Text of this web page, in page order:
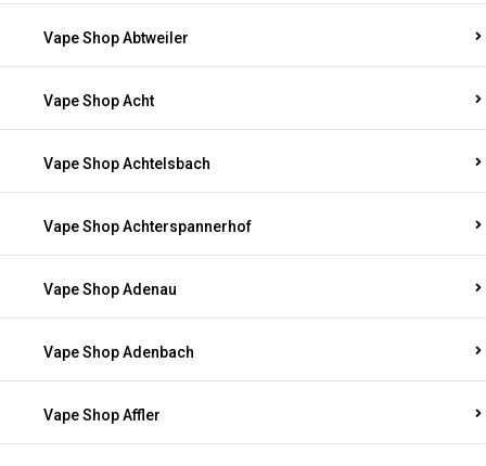
Vape Shop Abtweiler
Vape Shop Acht
Vape Shop Achtelsbach
Vape Shop Achterspannerhof
Vape Shop Adenau
Vape Shop Adenbach
Vape Shop Affler